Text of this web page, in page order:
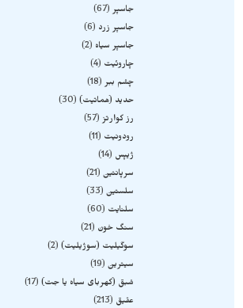
جاسپر 67
جاسپر زرد
6
جاسپر سیاه
2
چاروئیت
4
چشم ببر 18
حدید (هماتیت) 30
رز کوارتز 57
رودونیت
11
ژیپس
14
سرپانتین 21
سلستین 33
سلنایت
60
سنگ خون
21
سوگیلیت (سوژیلیت) 2
سیترین 19
شبق (کهربای سیاه یا جت) 17
عقیق
213